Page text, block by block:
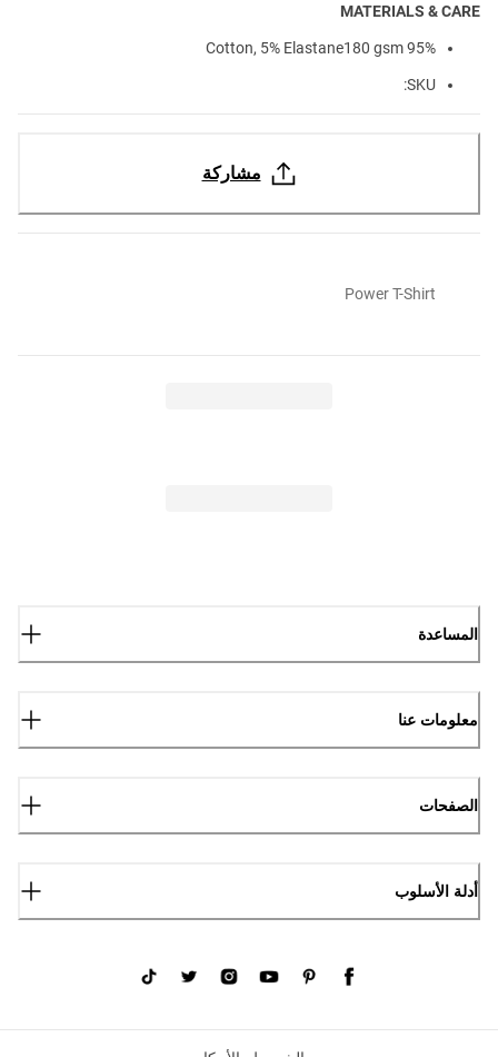
MATERIALS & CARE
95% Cotton, 5% Elastane180 gsm
SKU:
مشاركة
Power T-Shirt
المساعدة
معلومات عنا
الصفحات
أدلة الأسلوب